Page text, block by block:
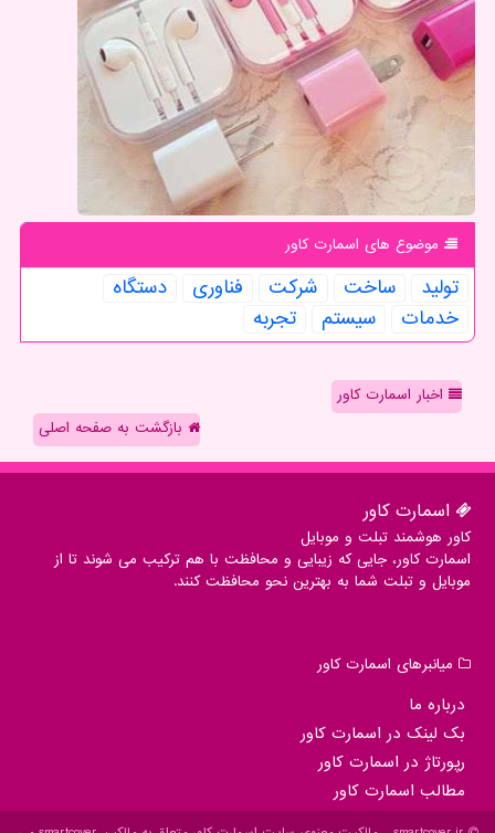
موضوع های اسمارت كاور
تولید ساخت شركت فناوری
دستگاه
خدمات
سیستم تجربه
اخبار اسمارت کاور
بازگشت به صفحه اصلی
اسمارت كاور
کاور هوشمند تبلت و موبایل
اسمارت کاور، جایی که زیبایی و محافظت با هم ترکیب می شوند تا از
موبایل و تبلت شما به بهترین نحو محافظت کنند.
میانبرهای اسمارت كاور
درباره ما
بک لینک در اسمارت كاور
رپورتاژ در اسمارت كاور
مطالب اسمارت كاور